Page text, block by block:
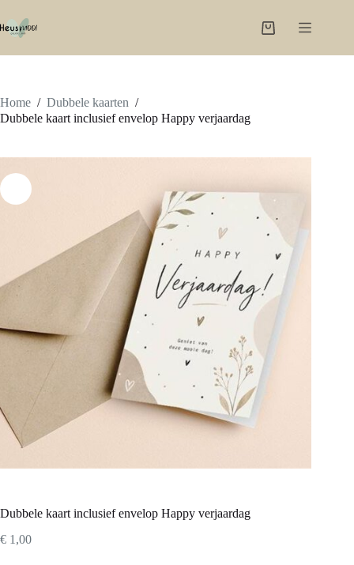
de
Winkelwagen
Home / Dubbele kaarten /
Dubbele kaart inclusief envelop Happy verjaardag
Dubbele kaart inclusief envelop Happy verjaardag
€ 1,00